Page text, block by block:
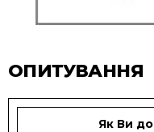
ОПИТУВАННЯ
Як Ви